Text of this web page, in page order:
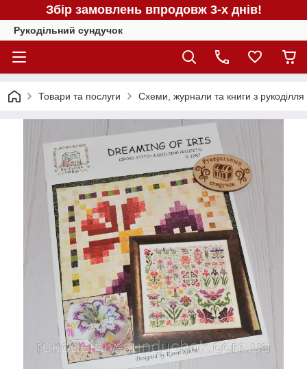
Збір замовлень впродовж 3-х днів!
Рукодільний сундучок
Товари та послуги Схеми, журнали та книги з рукоділля